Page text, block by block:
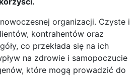
organizacji. Czyste i
kontrahentów oraz
co przekłada się na ich
na zdrowie i samopoczucie
które mogą prowadzić do